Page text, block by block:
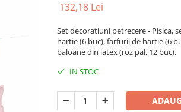
132,18 Lei
Set decoratiuni petrecere - Pisica,
hartie (6 buc), farfurii de hartie (6
baloane din latex (roz pal, 12 buc).
IN STOC